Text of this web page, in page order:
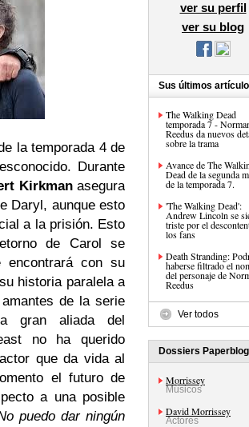
la temporada 4 de
Durante
Kirkmanasegura
Daryl, aunque esto
a la prisión. Esto
de Carol se
con su
historia paralela a
de la serie
gran aliada del
no ha querido
que da vida al
el futuro de
a una posible
puedo dar ningún
ver su perfil
ver su blog
Sus últimos
The Walking Dead
temporada 7 -
Reedus da nuevos
sobre la trama
Avance de The
Dead de la segunda
de la temporada 7.
'The Walking Dead':
Andrew Lincoln se
triste por el
los fans
Death Stranding:
haberse filtrado el
del personaje de
Reedus
Ver todos
Dossiers Paperblog
Morrissey
Músicos
David Morrissey
Actores